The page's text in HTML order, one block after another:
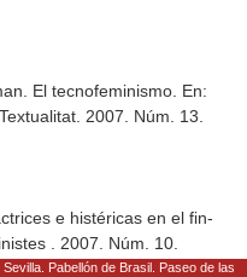
El tecnofeminismo. En:
. 2007. Núm. 13.
e histéricas en el fin-
. 2007. Núm. 10.
Pabellón de Brasil. Paseo de las